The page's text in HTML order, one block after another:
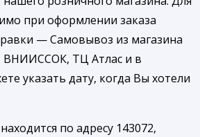
при оформлении заказа
— Самовывоз из магазина
ВНИИССОК, ТЦ Атлас и в
указать дату, когда Вы хотели
по адресу 143072,